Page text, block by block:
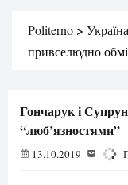
Politerno >
привселюдно
Гончарук і
“люб’язностями”
13.10.2019 1383